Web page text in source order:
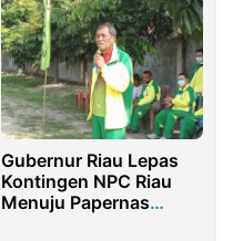
Gubernur Riau Lepas
Kontingen NPC Riau
Menuju Papernas